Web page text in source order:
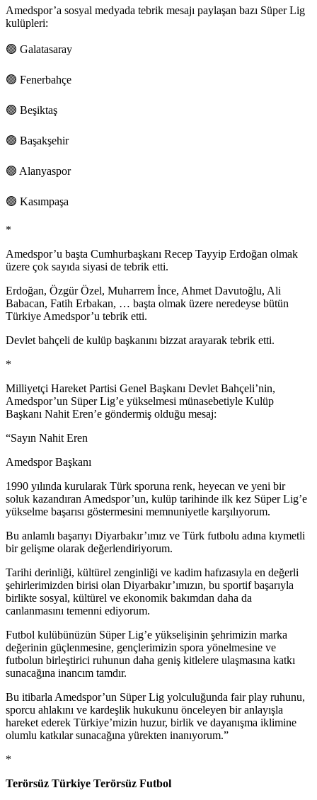
Amedspor’a sosyal medyada tebrik mesajı paylaşan bazı Süper Lig
kulüpleri:
🟢 Galatasaray
🟢 Fenerbahçe
🟢 Beşiktaş
🟢 Başakşehir
🟢 Alanyaspor
🟢 Kasımpaşa
*
Amedspor’u başta Cumhurbaşkanı Recep Tayyip Erdoğan olmak
üzere çok sayıda siyasi de tebrik etti.
Erdoğan, Özgür Özel, Muharrem İnce, Ahmet Davutoğlu, Ali
Babacan, Fatih Erbakan, … başta olmak üzere neredeyse bütün
Türkiye Amedspor’u tebrik etti.
Devlet bahçeli de kulüp başkanını bizzat arayarak tebrik etti.
*
Milliyetçi Hareket Partisi Genel Başkanı Devlet Bahçeli’nin,
Amedspor’un Süper Lig’e yükselmesi münasebetiyle Kulüp
Başkanı Nahit Eren’e göndermiş olduğu mesaj:
“Sayın Nahit Eren
Amedspor Başkanı
1990 yılında kurularak Türk sporuna renk, heyecan ve yeni bir
soluk kazandıran Amedspor’un, kulüp tarihinde ilk kez Süper Lig’e
yükselme başarısı göstermesini memnuniyetle karşılıyorum.
Bu anlamlı başarıyı Diyarbakır’ımız ve Türk futbolu adına kıymetli
bir gelişme olarak değerlendiriyorum.
Tarihi derinliği, kültürel zenginliği ve kadim hafızasıyla en değerli
şehirlerimizden birisi olan Diyarbakır’ımızın, bu sportif başarıyla
birlikte sosyal, kültürel ve ekonomik bakımdan daha da
canlanmasını temenni ediyorum.
Futbol kulübünüzün Süper Lig’e yükselişinin şehrimizin marka
değerinin güçlenmesine, gençlerimizin spora yönelmesine ve
futbolun birleştirici ruhunun daha geniş kitlelere ulaşmasına katkı
sunacağına inancım tamdır.
Bu itibarla Amedspor’un Süper Lig yolculuğunda fair play ruhunu,
sporcu ahlakını ve kardeşlik hukukunu önceleyen bir anlayışla
hareket ederek Türkiye’mizin huzur, birlik ve dayanışma iklimine
olumlu katkılar sunacağına yürekten inanıyorum.”
*
Terörsüz Türkiye Terörsüz Futbol